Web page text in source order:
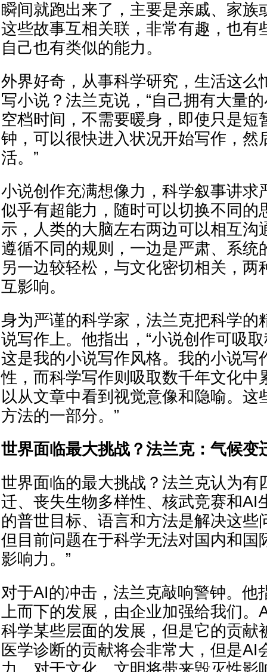
瞬间就跑出来了，主要是亲戚、家族
这些故事互相关联，非常有趣，也有
自己也有类似的能力。
外界好奇，从事科学研究，生活这么
写小说？法兰克说，“自己拥有大量
空档时间，不需要暖身，即使只是短
钟，可以很快进入状况开始写作，然
活。”
小说创作充满想像力，科学叙事讲求
似乎有超能力，随时可以切换不同的
示，人类的大脑左右两边可以相互沟
遵循不同的规则，一边是严肃、系统
另一边较轻松，与文化密切相关，两
互影响。
身为严谨的科学家，法兰克把科学的
说写作上。他指出，“小说创作可吸
这是我的小说写作风格。我的小说写
性，而科学写作则吸取数千年文化中
以从文章中看到视觉意像和隐喻。这
方法的一部分。”
世界面临最大挑战？法兰克：气候变
世界面临的最大挑战？法兰克认为有
迁、丧失生物多样性、核武竞赛和AI
的普世目标、语言和方法是解决这些
但目前问题在于科学无法对国内和国
影响力。”
对于AI的冲击，法兰克敲响警钟。他
上而下的发展，由企业加强给我们。
科学某些层面的发展，但是它的贡献
医学诊断的贡献将会非常大，但是AI